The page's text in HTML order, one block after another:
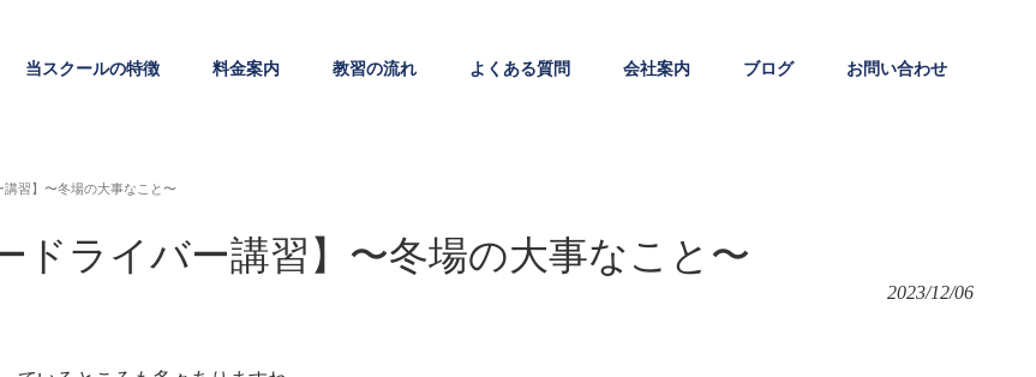
当スクールの特徴 料金案内 教習の流れ よくある質問 会社案内 ブログ お問い合わせ
習】〜冬場の大事なこと〜
ドライバー講習】〜冬場の大事なこと〜
2023/12/06